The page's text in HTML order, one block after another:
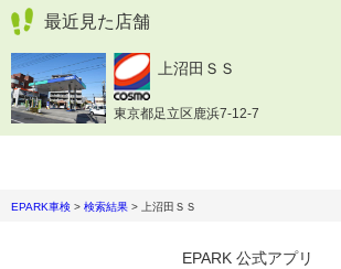
最近見た店舗
上沼田ＳＳ
東京都足立区鹿浜7-12-7
EPARK車検 > 検索結果 > 上沼田ＳＳ